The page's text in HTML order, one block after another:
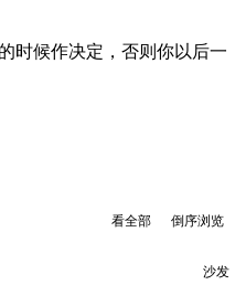
时候作决定，否则你以后一
倒序浏览
看全部
沙发